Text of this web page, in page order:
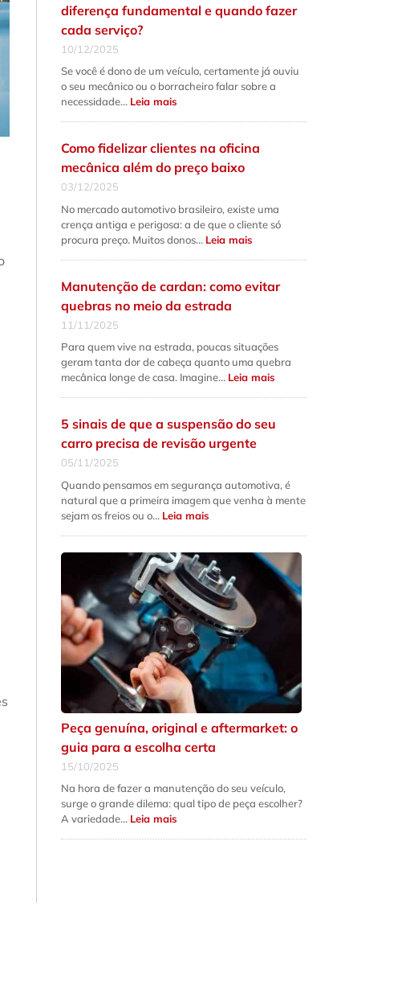
diferença fundamental e quando fazer
cada serviço?
10/12/2025
Se você é dono de um veículo, certamente já ouviu
o seu mecânico ou o borracheiro falar sobre a
necessidade… Leia mais:
Alinhamento
e
a
diferença
fundamental
fazer
cada
serviço?
Como fidelizar clientes na oficina
mecânica além do preço baixo
03/12/2025
No mercado automotivo brasileiro, existe uma
crença antiga e perigosa: a de que o cliente só
procura preço. Muitos donos… Leia mais:
Como
fidelizar
oficina
baixo
Manutenção de cardan: como evitar
quebras no meio da estrada
11/11/2025
Para quem vive na estrada, poucas situações
geram tanta dor de cabeça quanto uma quebra
mecânica longe de casa. Imagine… Leia mais:
Manutenção
de
evitar
estrada
5 sinais de que a suspensão do seu
carro precisa de revisão urgente
05/11/2025
Quando pensamos em segurança automotiva, é
natural que a primeira imagem que venha à mente
sejam os freios ou o… Leia mais:
5
sinais
que
a
suspensão
do
seu
carro
precisa
de
revisão
urgente
Peça genuína, original e aftermarket: o
guia para a escolha certa
15/10/2025
Na hora de fazer a manutenção do seu veículo,
surge o grande dilema: qual tipo de peça escolher?
A variedade… Leia mais:
Peça
genuína,